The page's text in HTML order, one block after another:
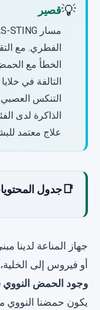
💡قصير
الفطري. مع
الخطأ مع
التالفة في
الذاكرة لدى
علاج معتمد
📑جدول
الارتباط
الحمض النووي
الأدلة الحالية
جهاز المناعة لدينا
أو فيروس إلى
وجود الحمض النووي
يكون حمضنا النووي